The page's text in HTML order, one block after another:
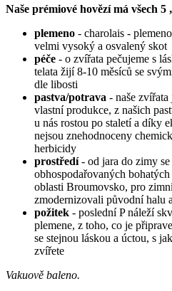
Naše prémiové hovězí má všech 5
plemeno - charolais -
velmi vysoký a osvalený skot
péče - o zvířata pečujeme s
telata žijí 8-10 měsíců se
dle libosti
pastva/potrava - naše
vlastní produkce, z našich
u nás rostou po staletí a díky
nejsou znehodnoceny
herbicidy
prostředí- od jara do zimy
obhospodařovaných
oblasti Broumovsko, pro
zmodernizovali původní halu
požitek - poslední P náleží
plemene, z toho, co je
se stejnou láskou a úctou, s
zvířete
Vakuově baleno.